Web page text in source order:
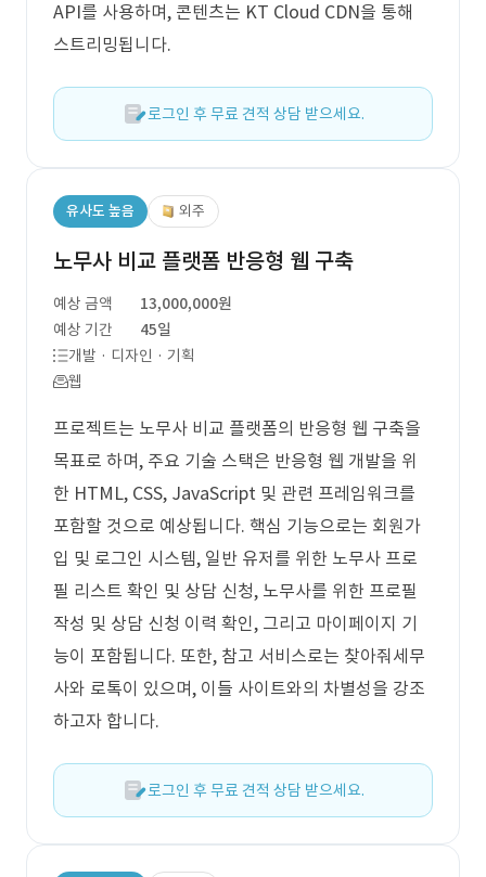
API를 사용하며, 콘텐츠는 KT Cloud CDN을 통해
스트리밍됩니다.
로그인 후 무료 견적 상담 받으세요.
유사도 높음 외주
노무사 비교 플랫폼 반응형 웹 구축
예상 금액
13,000,000원
예상 기간
45일
개발 · 디자인 · 기획
웹
프로젝트는 노무사 비교 플랫폼의 반응형 웹 구축을
목표로 하며, 주요 기술 스택은 반응형 웹 개발을 위
한 HTML, CSS, JavaScript 및 관련 프레임워크를
포함할 것으로 예상됩니다. 핵심 기능으로는 회원가
입 및 로그인 시스템, 일반 유저를 위한 노무사 프로
필 리스트 확인 및 상담 신청, 노무사를 위한 프로필
작성 및 상담 신청 이력 확인, 그리고 마이페이지 기
능이 포함됩니다. 또한, 참고 서비스로는 찾아줘세무
사와 로톡이 있으며, 이들 사이트와의 차별성을 강조
하고자 합니다.
로그인 후 무료 견적 상담 받으세요.